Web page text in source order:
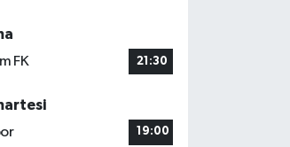
FK
21:30
19:00